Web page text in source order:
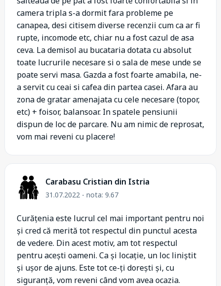
camera tripla s-a dormit fara probleme pe
canapea, desi citisem diverse recenzii cum ca ar fi
rupte, incomode etc, chiar nu a fost cazul de asa
ceva. La demisol au bucataria dotata cu absolut
toate lucrurile necesare si o sala de mese unde se
poate servi masa. Gazda a fost foarte amabila, ne-
a servit cu ceai si cafea din partea casei. Afara au
zona de gratar amenajata cu cele necesare (topor,
etc) + foisor, balansoar. In spatele pensiunii
dispun de loc de parcare. Nu am nimic de reprosat,
vom mai reveni cu placere!
Carabasu Cristian din Istria
31.07.2022 - nota: 9.67
Curățenia este lucrul cel mai important pentru noi
și cred că merită tot respectul din punctul acesta
de vedere. Din acest motiv, am tot respectul
pentru acești oameni. Ca și locație, un loc liniștit
și ușor de ajuns. Este tot ce-ți dorești și, cu
siguranță, vom reveni când vom avea ocazia.